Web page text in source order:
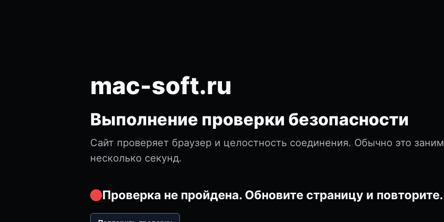
mac-soft.ru
Выполнение проверки безопасности
Сайт проверяет браузер и целостность соединения. Обычно это
несколько секунд.
Проверка не пройдена. Обновите страницу и повторите.